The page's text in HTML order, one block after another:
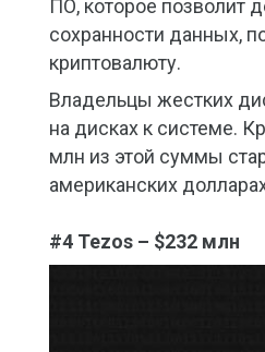
ПО, которое позволит
сохранности данных,
криптовалюту.
Владельцы жестких
на дисках к системе.
млн из этой суммы
американских
#4 Tezos – $232 млн